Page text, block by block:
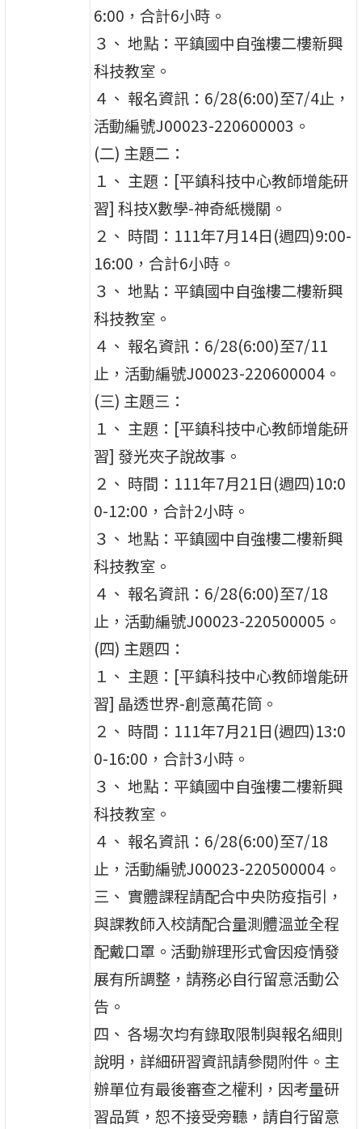
6:00，合計6小時。
３、 地點：平鎮國中自強樓二樓新興
科技教室。
４、 報名資訊：6/28(6:00)至7/4止，
活動編號J00023-220600003。
(二) 主題二：
１、 主題：[平鎮科技中心教師增能研
習] 科技X數學-神奇紙機關。
２、 時間：111年7月14日(週四)9:00-
16:00，合計6小時。
３、 地點：平鎮國中自強樓二樓新興
科技教室。
４、 報名資訊：6/28(6:00)至7/11
止，活動編號J00023-220600004。
(三) 主題三：
１、 主題：[平鎮科技中心教師增能研
習] 發光夾子說故事。
２、 時間：111年7月21日(週四)10:0
0-12:00，合計2小時。
３、 地點：平鎮國中自強樓二樓新興
科技教室。
４、 報名資訊：6/28(6:00)至7/18
止，活動編號J00023-220500005。
(四) 主題四：
１、 主題：[平鎮科技中心教師增能研
習] 晶透世界-創意萬花筒。
２、 時間：111年7月21日(週四)13:0
0-16:00，合計3小時。
３、 地點：平鎮國中自強樓二樓新興
科技教室。
４、 報名資訊：6/28(6:00)至7/18
止，活動編號J00023-220500004。
三、 實體課程請配合中央防疫指引，
與課教師入校請配合量測體溫並全程
配戴口罩。活動辦理形式會因疫情發
展有所調整，請務必自行留意活動公
告。
四、 各場次均有錄取限制與報名細則
說明，詳細研習資訊請參閱附件。主
辦單位有最後審查之權利，因考量研
習品質，恕不接受旁聽，請自行留意